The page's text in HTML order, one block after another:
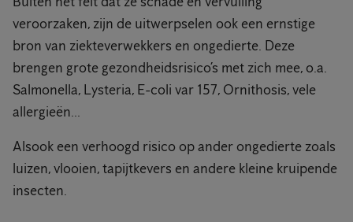
veroorzaken, zijn de uitwerpselen ook een ernstige
bron van ziekteverwekkers en ongedierte. Deze
brengen grote gezondheidsrisico’s met zich mee, o.a.
Salmonella, Lysteria, E-coli var 157, Ornithosis, vele
allergieën...
Alsook een verhoogd risico op ander ongedierte zoals
luizen, vlooien, tapijtkevers en andere kleine kruipende
insecten.